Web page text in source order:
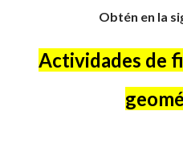
Obtén en la
Actividades de